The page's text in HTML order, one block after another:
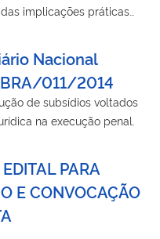
implicações práticas
Nacional
BRA/011/2014
de subsídios voltados
na execução penal.
PARA
E CONVOCAÇÃO